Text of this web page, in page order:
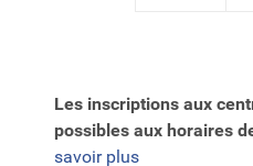
Les inscriptions aux
possibles aux horaires
savoir plus